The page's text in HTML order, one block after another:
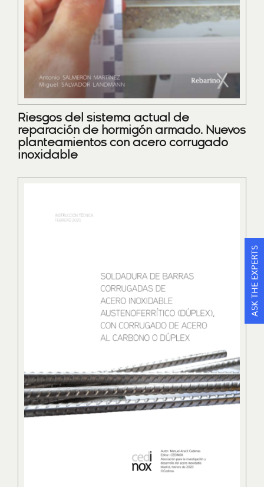
Riesgos del sistema actual de
reparación de hormigón armado. Nuevos
planteamientos con acero corrugado
inoxidable
ASK THE EXPERTS